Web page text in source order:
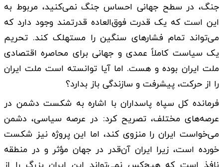
جنگ، در سطح جهانی احساس جنگ نمی‌کنید، مربوط به
این است که یک قدرت فوق‌العاده قدرتمند وجود دارد که
می‌تواند تمام فشارهای سنگین را مستهلک کند. تحریم
یک سیاست کاملاً عمدی و جهانی برای محاصره اقتصادی
ملت ایران بوده و هست. اما آیا توانسته است ملت ایران
را از حرکت، پیشرفت و سازندگی باز بدارد؟
فرمانده کل سپاه پاسداران با اشاره به شکست دشمن در
عرصه‌های مختلف، تصریح کرد: در عرصه سیاسی، دشمن
می‌خواست ایران را منزوی کند، اما این پروژه نیز شکست
خورده است، زیرا ایران آن‌قدر در جهان مؤثر و در منطقه